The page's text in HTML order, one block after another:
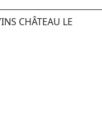
CHÂTEAU LE